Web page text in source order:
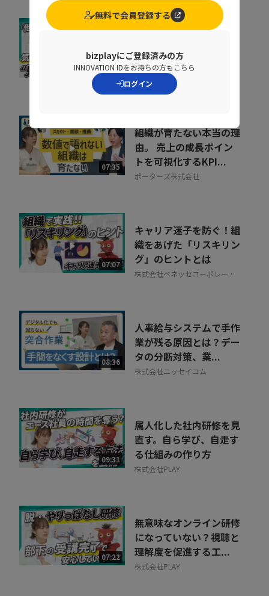
07:20
取りこぼしはなぜ起き
る？“見えない失注”を
防ぐ営業の仕組み改革
株式会社シャノン
07:35
組織が育たない本当の理
由。 売上の成長ポイン
トを可視化するKPI...
ポーターズ株式会社
07:07
キャリア迷子を防ぐ！組
織をあげた「リスキリン
グ」のヒントとは
株式会社ベネッセコーポレーシ
08:36
人事給与システムで手作
業が残る原因とは？デー
タの分断対策、業...
株式会社ニッセイコム
09:31
属人化した社内研修を見
直す。自ら学び、自走す
る仕組みの作り方
株式会社PLAY
07:22
無意味なオンライン研修
になっていない？視聴と
理解度を促進する工...
株式会社PLAY
無料で会員登録する
bizplayにご登録済みの方
INNOVATION IDをお持ちの方もこちら
ログイン